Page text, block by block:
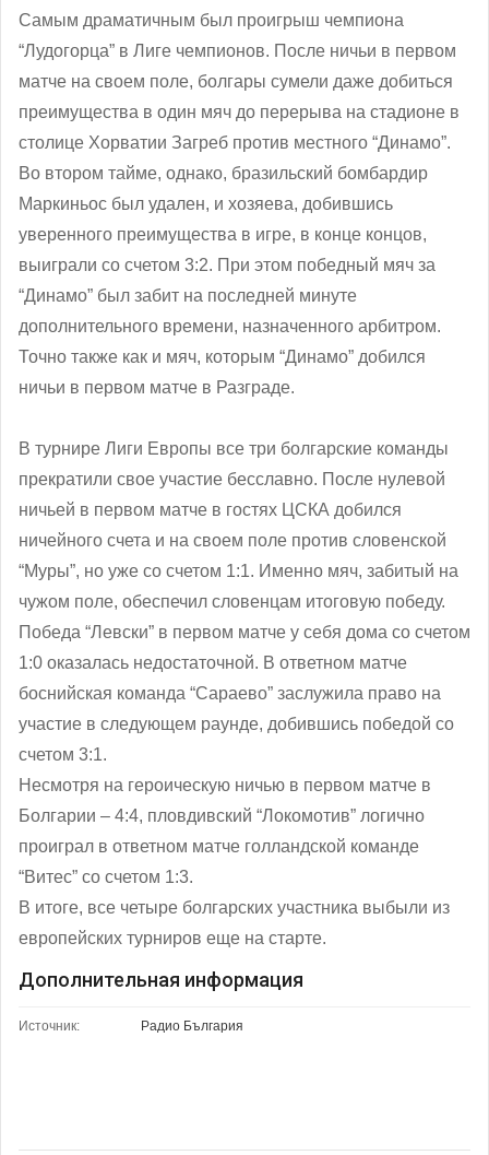
Самым драматичным был проигрыш чемпиона
“Лудогорца” в Лиге чемпионов. После ничьи в первом
матче на своем поле, болгары сумели даже добиться
преимущества в один мяч до перерыва на стадионе в
столице Хорватии Загреб против местного “Динамо”.
Во втором тайме, однако, бразильский бомбардир
Маркиньос был удален, и хозяева, добившись
уверенного преимущества в игре, в конце концов,
выиграли со счетом 3:2. При этом победный мяч за
“Динамо” был забит на последней минуте
дополнительного времени, назначенного арбитром.
Точно также как и мяч, которым “Динамо” добился
ничьи в первом матче в Разграде.
В турнире Лиги Европы все три болгарские команды
прекратили свое участие бесславно. После нулевой
ничьей в первом матче в гостях ЦСКА добился
ничейного счета и на своем поле против словенской
“Муры”, но уже со счетом 1:1. Именно мяч, забитый на
чужом поле, обеспечил словенцам итоговую победу.
Победа “Левски” в первом матче у себя дома со счетом
1:0 оказалась недостаточной. В ответном матче
боснийская команда “Сараево” заслужила право на
участие в следующем раунде, добившись победой со
счетом 3:1.
Несмотря на героическую ничью в первом матче в
Болгарии – 4:4, пловдивский “Локомотив” логично
проиграл в ответном матче голландской команде
“Витес” со счетом 1:3.
В итоге, все четыре болгарских участника выбыли из
европейских турниров еще на старте.
Дополнительная информация
Источник: Радио България